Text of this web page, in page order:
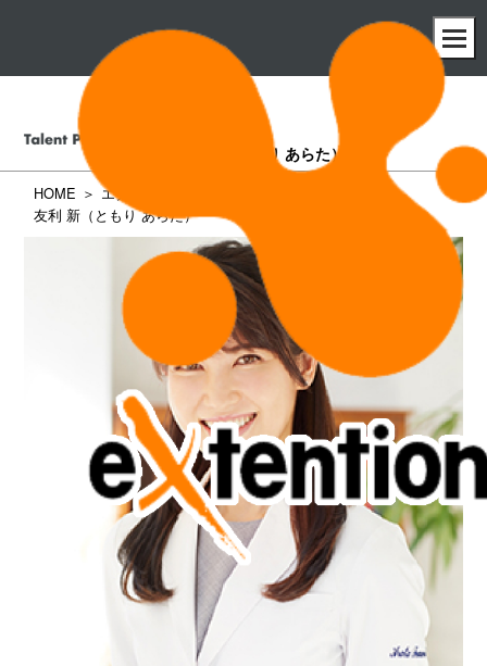
（ともり あらた）
HOME
エクステンション所属タレント一覧
友利 新（ともり あらた）